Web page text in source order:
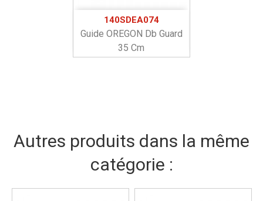
140SDEA074
Guide OREGON Db Guard
35 Cm
Autres produits dans la même
catégorie :